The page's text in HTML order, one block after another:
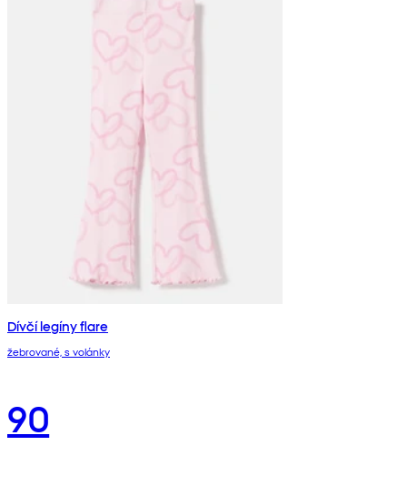
Dívčí legíny flare
žebrované, s volánky
90